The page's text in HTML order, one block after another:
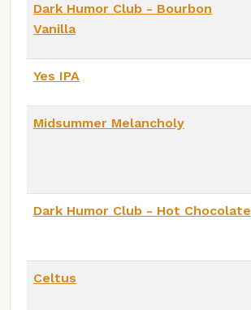
Dark Humor Club - Bourbon
Vanilla
Yes IPA
Midsummer Melancholy
Dark Humor Club - Hot Chocolate
Celtus